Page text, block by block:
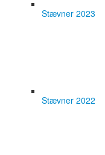
Stævner 2023
Stævner 2022